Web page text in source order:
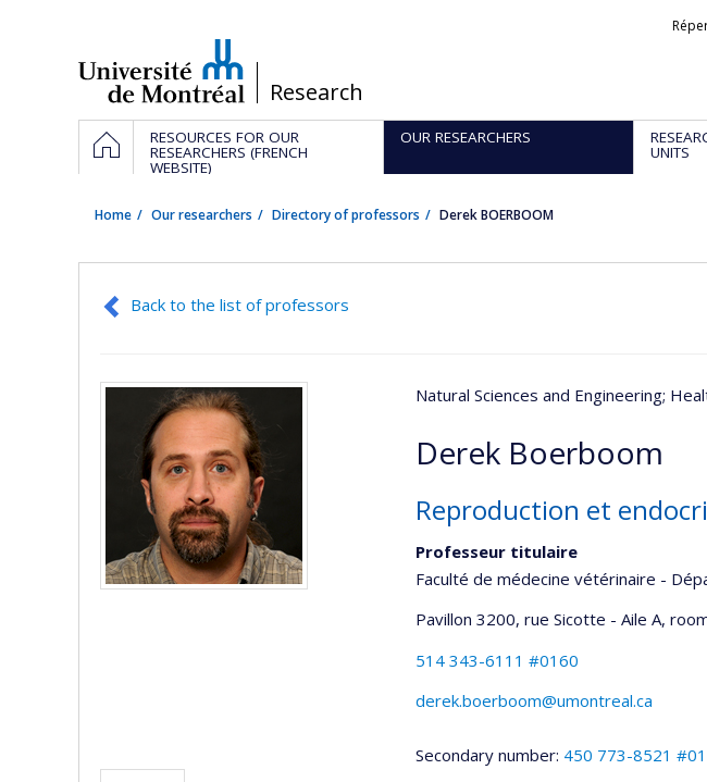
/Research
Navigation
principale
HOMERESOURCES FOR OUR
RESEARCHERS (FRENCH
WEBSITE)
OUR RESEARCHERS
UNITS
Home Our researchers Directory of professors Derek BOERBOOM
Back to the list of professors
Natural Sciences and Engineering;
Derek Boerboom
Reproduction et
Professeur titulaire
Faculté de médecine vétérinaire -
Pavillon 3200, rue Sicotte - Aile A,
514 343-6111 #0160
derek.boerboom@umontreal.ca
Secondary number: 450 773-8521